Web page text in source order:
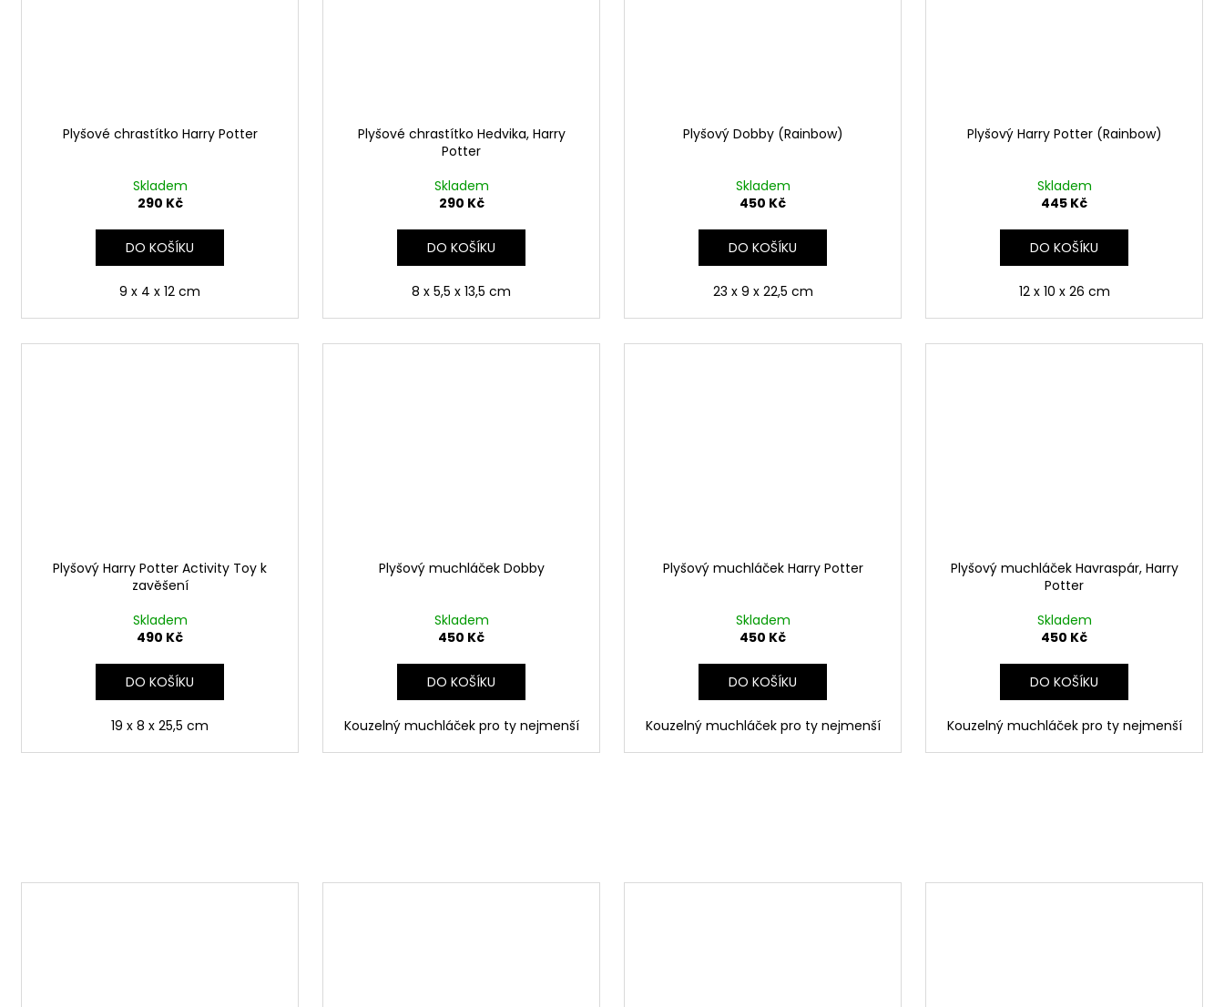
Plyšové chrastítko Harry Potter
Skladem
290 Kč
DO KOŠÍKU
9 x 4 x 12 cm
Plyšové chrastítko Hedvika, Harry
Potter
Skladem
290 Kč
DO KOŠÍKU
8 x 5,5 x 13,5 cm
Plyšový Dobby (Rainbow)
Skladem
450 Kč
DO KOŠÍKU
23 x 9 x 22,5 cm
Plyšový Harry Potter (Rainbow)
Skladem
445 Kč
DO KOŠÍKU
12 x 10 x 26 cm
Plyšový Harry Potter Activity Toy k
zavěšení
Skladem
490 Kč
DO KOŠÍKU
19 x 8 x 25,5 cm
Plyšový muchláček Dobby
Skladem
450 Kč
DO KOŠÍKU
Kouzelný muchláček pro ty nejmenší
Plyšový muchláček Harry Potter
Skladem
450 Kč
DO KOŠÍKU
Kouzelný muchláček pro ty nejmenší
Plyšový muchláček Havraspár, Harry
Potter
Skladem
450 Kč
DO KOŠÍKU
Kouzelný muchláček pro ty nejmenší